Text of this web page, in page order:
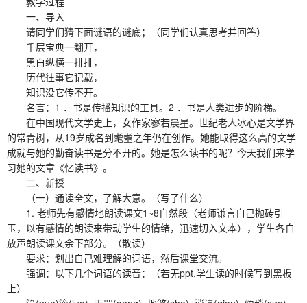
一、导入
请同学们猜下面谜语的谜底；（同学们认真思考并回答）
千层宝典一翻开，
黑白纵横一排排，
历代往事它记载，
知识没它传不开。
名言：1 ．书是传播知识的工具。2 ．书是人类进步的阶梯。
在中国现代文学史上，女作家寥若晨星。世纪老人冰心是文学界
的常青树，从19岁成名到耄耋之年仍在创作。她能取得这么高的文学
成就与她的勤奋读书是分不开的。她是怎么读书的呢？今天我们来学
习她的文章《忆读书》。
二、新授
（一）通读全文，了解大意。（写了什么）
1. 老师先有感情地朗读课文1~8自然段（老师谦言自己抛砖引
玉，以有感情的朗读来带动学生的情绪，迅速切入文本），学生各自
放声朗读课文余下部分。（散读）
要求：划出自己难理解的词语，然后课堂交流。
强调：以下几个词语的读音：（若无ppt,学生读的时候写到黑板
上）